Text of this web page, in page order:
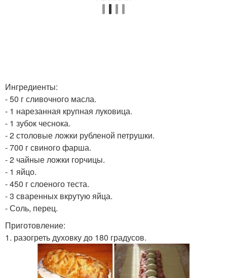
Ингредиенты:
- 50 г сливочного масла.
- 1 нарезанная крупная луковица.
- 1 зубок чеснока.
- 2 столовые ложки рубленой петрушки.
- 700 г свиного фарша.
- 2 чайные ложки горчицы.
- 1 яйцо.
- 450 г слоеного теста.
- 3 сваренных вкрутую яйца.
- Соль, перец.
Приготовление:
1. разогреть духовку до 180 градусов.